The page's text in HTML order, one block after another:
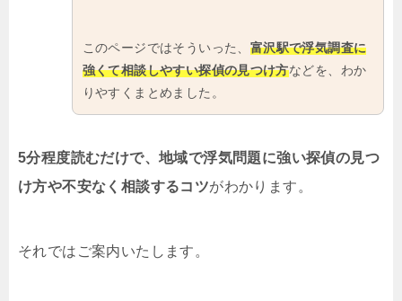
このページではそういった、 富沢駅で浮気調査に
強くて相談しやすい探偵の見つけ方などを、わか
りやすくまとめました。
5分程度読むだけで、地域で浮気問題に強い探偵の見つ
け方や不安なく相談するコツがわかります。
それではご案内いたします。